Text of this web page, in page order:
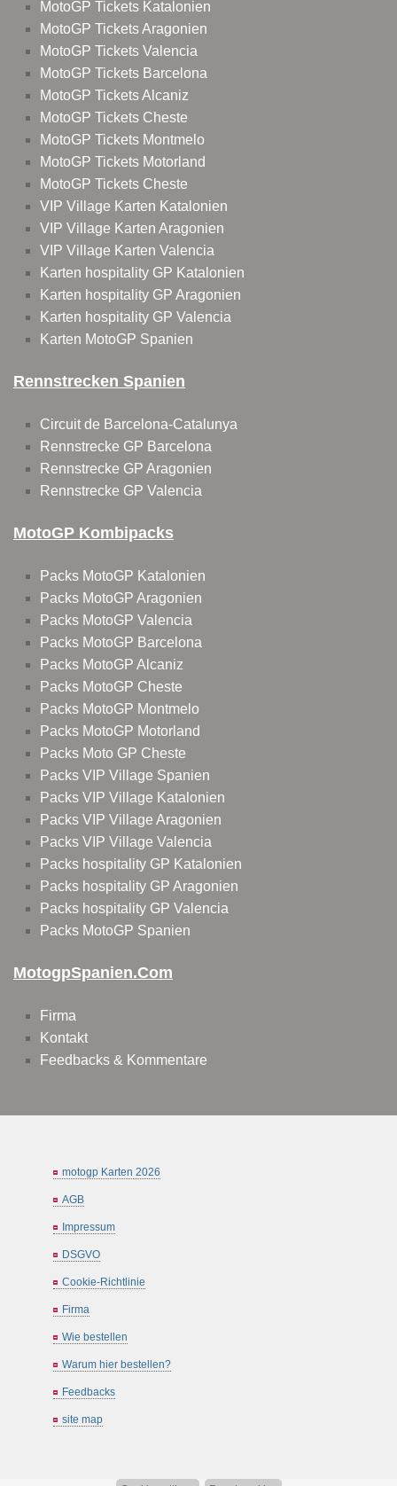
MotoGP Tickets Katalonien
MotoGP Tickets Aragonien
MotoGP Tickets Valencia
MotoGP Tickets Barcelona
MotoGP Tickets Alcaniz
MotoGP Tickets Cheste
MotoGP Tickets Montmelo
MotoGP Tickets Motorland
MotoGP Tickets Cheste
VIP Village Karten Katalonien
VIP Village Karten Aragonien
VIP Village Karten Valencia
Karten hospitality GP Katalonien
Karten hospitality GP Aragonien
Karten hospitality GP Valencia
Karten MotoGP Spanien
Rennstrecken Spanien
Circuit de Barcelona-Catalunya
Rennstrecke GP Barcelona
Rennstrecke GP Aragonien
Rennstrecke GP Valencia
MotoGP Kombipacks
Packs MotoGP Katalonien
Packs MotoGP Aragonien
Packs MotoGP Valencia
Packs MotoGP Barcelona
Packs MotoGP Alcaniz
Packs MotoGP Cheste
Packs MotoGP Montmelo
Packs MotoGP Motorland
Packs Moto GP Cheste
Packs VIP Village Spanien
Packs VIP Village Katalonien
Packs VIP Village Aragonien
Packs VIP Village Valencia
Packs hospitality GP Katalonien
Packs hospitality GP Aragonien
Packs hospitality GP Valencia
Packs MotoGP Spanien
MotogpSpanien.com
Firma
Kontakt
Feedbacks & Kommentare
motogp Karten 2026
AGB
Impressum
DSGVO
Cookie-Richtlinie
Firma
Wie bestellen
Warum hier bestellen?
Feedbacks
site map